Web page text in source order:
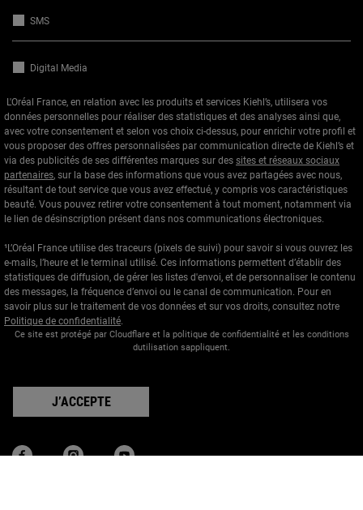
SMS
Digital Media
L'Oréal France, en relation avec les produits et services Kiehl’s, utilisera vos
données personnelles pour réaliser des statistiques et des analyses ainsi que,
avec votre consentement et selon vos choix ci-dessus, pour enrichir votre profil et
vous proposer des offres personnalisées par communication directe de Kiehl’s et
via des publicités de ses différentes marques sur des sites et réseaux sociaux
partenaires, sur la base des informations que vous avez partagées avec nous,
résultant de tout service que vous avez effectué, y compris vos caractéristiques
beauté. Vous pouvez retirer votre consentement à tout moment, notamment via
le lien de désinscription présent dans nos communications électroniques.
¹L’Oréal France utilise des traceurs (pixels de suivi) pour savoir si vous ouvrez les
e-mails, l’heure et le terminal utilisé. Ces informations permettent d’établir des
statistiques de diffusion, de gérer les listes d'envoi, et de personnaliser le contenu
des messages, la fréquence d’envoi ou le canal de communication. Pour en
savoir plus sur le traitement de vos données et sur vos droits, consultez notre
Politique de confidentialité.
Ce site est protégé par Cloudflare et la politique de confidentialité et les conditions
dutilisation sappliquent.
J’ACCEPTE